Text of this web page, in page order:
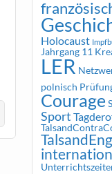
Holocaust
Jahrgang 11
LER
polnisch
Courage
Sport